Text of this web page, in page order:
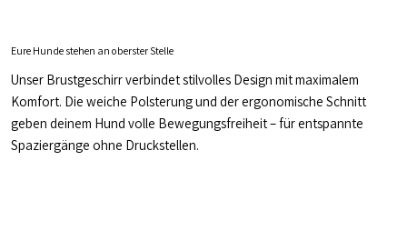
Eure Hunde stehen an oberster Stelle
Unser Brustgeschirr verbindet stilvolles Design mit maximalem
Komfort. Die weiche Polsterung und der ergonomische Schnitt
geben deinem Hund volle Bewegungsfreiheit – für entspannte
Spaziergänge ohne Druckstellen.